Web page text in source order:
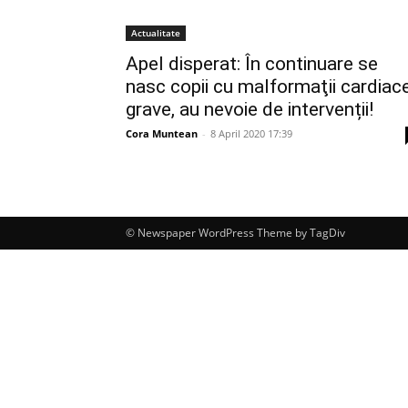
Actualitate
Apel disperat: În continuare se
nasc copii cu malformaţii
grave, au nevoie de intervenții!
Cora Muntean - 8 April 2020 17:39
© Newspaper WordPress Theme by TagDiv